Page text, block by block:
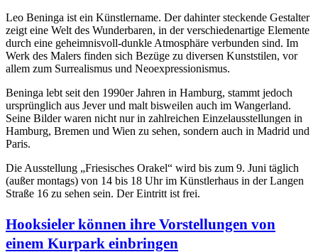
Leo Beninga ist ein Künstlername. Der dahinter steckende Gestalter
zeigt eine Welt des Wunderbaren, in der verschiedenartige Elemente
durch eine geheimnisvoll-dunkle Atmosphäre verbunden sind. Im
Werk des Malers finden sich Bezüge zu diversen Kunststilen, vor
allem zum Surrealismus und Neoexpressionismus.
Beninga lebt seit den 1990er Jahren in Hamburg, stammt jedoch
ursprünglich aus Jever und malt bisweilen auch im Wangerland.
Seine Bilder waren nicht nur in zahlreichen Einzelausstellungen in
Hamburg, Bremen und Wien zu sehen, sondern auch in Madrid und
Paris.
Die Ausstellung „Friesisches Orakel“ wird bis zum 9. Juni täglich
(außer montags) von 14 bis 18 Uhr im Künstlerhaus in der Langen
Straße 16 zu sehen sein. Der Eintritt ist frei.
Hooksieler können ihre Vorstellungen von
einem Kurpark einbringen